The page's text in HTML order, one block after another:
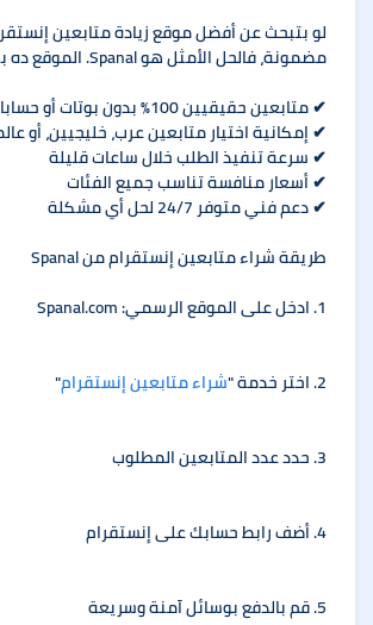
لو بتبحث عن أفضل موقع زيادة متابعين
مضمونة، فالحل الأمثل هو Spanal. الموقع ده بيتميز بـ:
✔ متابعين حقيقيين 100% بدون بوتات أو حسابات وهمية
✔ إمكانية اختيار متابعين عرب، خليجيين، أو
✔ سرعة تنفيذ الطلب خلال ساعات قليلة
✔ أسعار منافسة تناسب جميع الفئات
✔ دعم فني متوفر 24/7 لحل أي مشكلة
طريقة شراء متابعين إنستقرام من Spanal
1. ادخل على الموقع الرسمي: Spanal.com
2. اختر خدمة " شراء متابعين إنستقرام"
3. حدد عدد المتابعين المطلوب
4. أضف رابط حسابك على إنستقرام
5. قم بالدفع بوسائل آمنة وسريعة